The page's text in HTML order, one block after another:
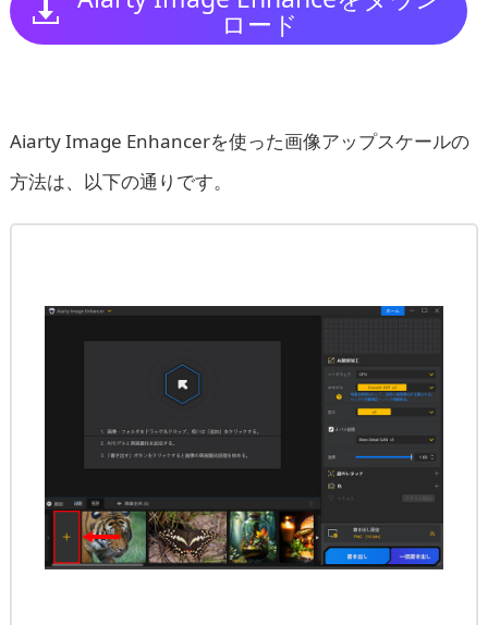
ロード
Aiarty Image Enhancerを使った画像アップスケールの
方法は、以下の通りです。